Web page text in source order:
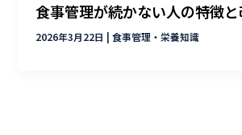
食事管理が続かない人の特徴
2026年3月22日 |食事管理・栄養知識